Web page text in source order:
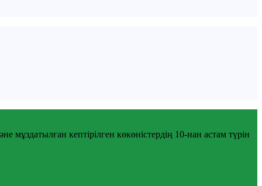
кептірілген көкөністердің 10-нан астам түрін